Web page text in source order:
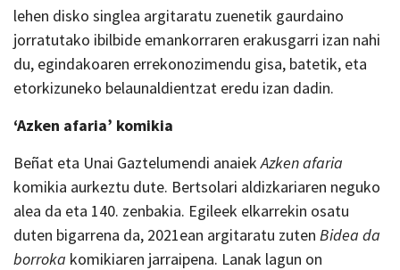
lehen disko singlea argitaratu zuenetik gaurdaino
jorratutako ibilbide emankorraren erakusgarri izan nahi
du, egindakoaren errekonozimendu gisa, batetik, eta
etorkizuneko belaunaldientzat eredu izan dadin.
‘Azken afaria’ komikia
Beñat eta Unai Gaztelumendi anaiekAzken afaria
komikia aurkeztu dute. Bertsolari aldizkariaren neguko
alea da eta 140. zenbakia. Egileek elkarrekin osatu
duten bigarrena da, 2021ean argitaratu zuten Bidea da
borroka komikiaren jarraipena. Lanak lagun on